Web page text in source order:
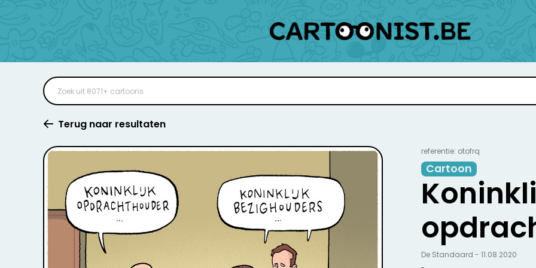
Terug naar resultaten
referentie: otofrq
Cartoon
De Standaard - 11.08.2020